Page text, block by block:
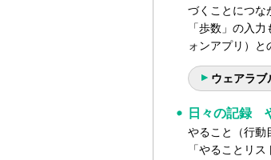
づくことにつな
「歩数」の入
ォンアプリ）と
ウェアラブ
日々の記録
やること（行動
「やることリ